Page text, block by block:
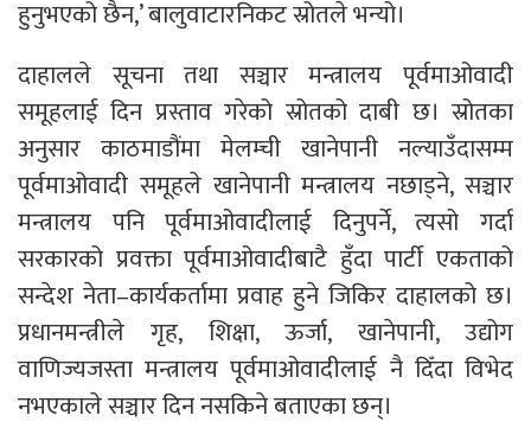
हुनुभएको छैन,’ बालुवाटारनिकट स्रोतले भन्यो।
दाहालले सूचना तथा सञ्चार मन्त्रालय पूर्वमाओवादी
समूहलाई दिन प्रस्ताव गरेको स्रोतको दाबी छ। स्रोतका
अनुसार काठमाडौंमा मेलम्ची खानेपानी नल्याउँदासम्म
पूर्वमाओवादी समूहले खानेपानी मन्त्रालय नछाड्ने, सञ्चार
मन्त्रालय पनि पूर्वमाओवादीलाई दिनुपर्ने, त्यसो गर्दा
सरकारको प्रवक्ता पूर्वमाओवादीबाटै हुँदा पार्टी एकताको
सन्देश नेता–कार्यकर्तामा प्रवाह हुने जिकिर दाहालको छ।
प्रधानमन्त्रीले गृह, शिक्षा, ऊर्जा, खानेपानी, उद्योग
वाणिज्यजस्ता मन्त्रालय पूर्वमाओवादीलाई नै दिँदा विभेद
नभएकाले सञ्चार दिन नसकिने बताएका छन्।